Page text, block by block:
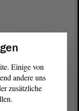
zu dem
gesprochen
zur
ein
Einige von
andere uns
zusätzliche